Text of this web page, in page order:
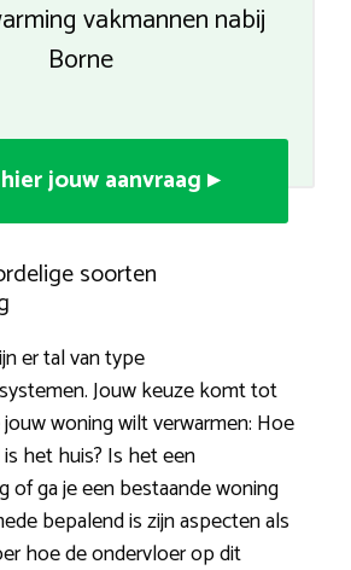
vakmannen nabij
Borne
jouw aanvraag ▸
soorten
er tal van type
Jouw keuze komt tot
woning wilt verwarmen: Hoe
het huis? Is het een
of ga je een bestaande woning
bepalend is zijn aspecten als
hoe de ondervloer op dit